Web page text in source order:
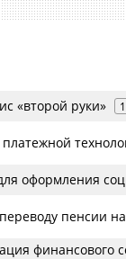
«второй руки» 1
оформления
пенсии
финансового